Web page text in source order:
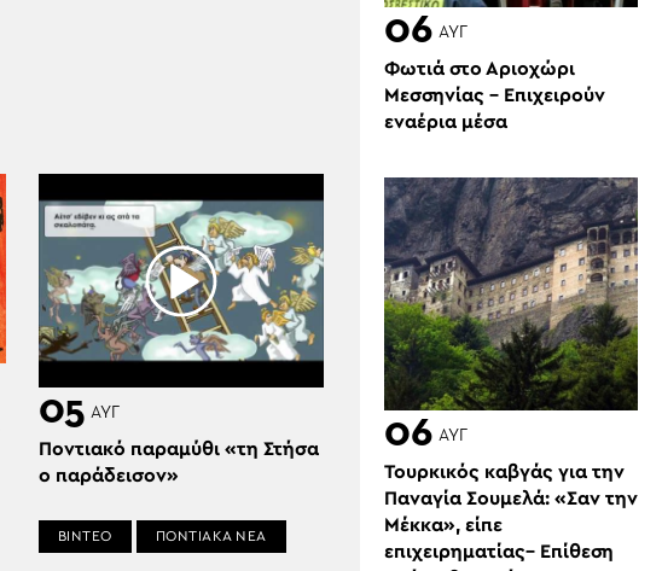
05 ΑΥΓ
Ποντιακό παραμύθι «τη Στήσα
ο παράδεισον»
ΒΙΝΤΕΟ ΠΟΝΤΙΑΚΑ ΝΕΑ
06 ΑΥΓ
Φωτιά στο Αριοχώρι
Μεσσηνίας – Επιχειρούν
εναέρια μέσα
06 ΑΥΓ
Τουρκικός καβγάς για την
Παναγία Σουμελά: «Σαν την
Μέκκα», είπε
επιχειρηματίας– Επίθεση